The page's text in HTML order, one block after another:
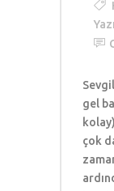
gel
çok